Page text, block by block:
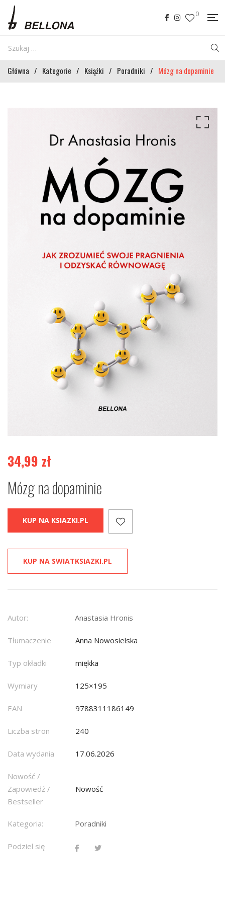
0
Główna / Kategorie / Książki / Poradniki / Mózg na dopaminie
34,99 zł
Mózg na dopaminie
KUP NA KSIAZKI.PL
KUP NA SWIATKSIAZKI.PL
Autor: Anastasia Hronis
Tłumaczenie Anna Nowosielska
Typ okładki miękka
Wymiary 125×195
EAN 9788311186149
Liczba stron 240
Data wydania 17.06.2026
Nowość /
Zapowiedź /
Bestseller
Nowość
Kategoria: Poradniki
Podziel się